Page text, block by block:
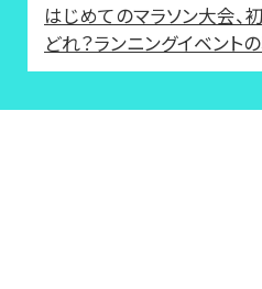
はじめてのマラソン大会、
どれ？ランニングイベント